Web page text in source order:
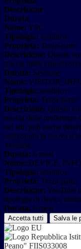
Descrizione
Durata
Nome: YSC
Tipologia: analitico
Proprieta: Terza-parte
Descrizione: Questo
traccia delle
Durata: Sessione
Nome:
Tipologia: analitico
Proprieta: Terza-parte
Descrizione: Questo
traccia delle preferenze
nei siti; può anche
utilizzando la nuova o
Youtube.
Durata: 6 mesi
Nome: DEVICE_INFO
Tipologia: analitico
Proprieta: Terza-parte
Descrizione: YouTube
tipologia di device
Durata: 6 mesi
Accetta tutti Salva le
Peano" FIIS033008